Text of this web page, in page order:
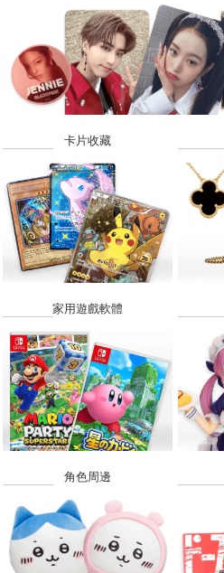
卡片收藏
家用遊戲軟體
角色周邊